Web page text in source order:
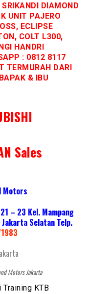
DIAMOND
UNIT PAJERO
ECLIPSE
COLT L300,
HANDRI
: 0812 8117
TERMURAH DARI
& IBU
Sales
Motors
– 23 Kel. Mampang
Jakarta Selatan Telp.
Motors Jakarta